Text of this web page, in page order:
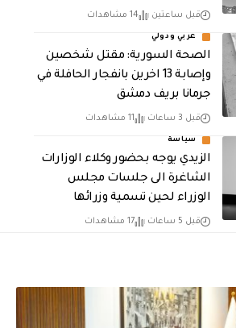
قبل ساعتين 14 مشاهدات
عربي ودولي
الصحة السورية: مقتل شخصين
وإصابة 13 اخرين بانفجار الحافلة في
جرمانا بريف دمشق
قبل 3 ساعات 11 مشاهدات
سياسة
الزيدي يوجه بحضور وكلاء الوزارات
الشاغرة الى جلسات مجلس
الوزراء لحين تسمية وزرائها
قبل 5 ساعات 17 مشاهدات